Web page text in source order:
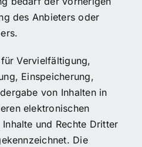
des Anbieters oder
Vervielfältigung,
Einspeicherung,
von Inhalten in
elektronischen
und Rechte Dritter
Die